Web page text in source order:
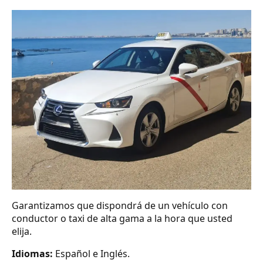
Garantizamos que dispondrá de un vehículo con
conductor o taxi de alta gama a la hora que usted
elija.
Idiomas: Español e Inglés.